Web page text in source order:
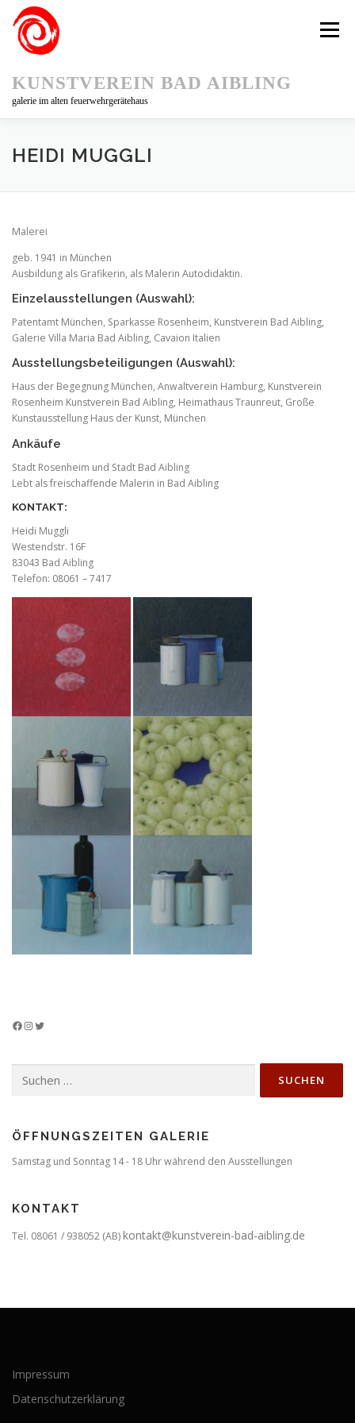
Inhalt
springen
KUNSTVEREIN BAD AIBLING
galerie im alten feuerwehrgerätehaus
Menü
KUNSTVEREIN AUSSTELLUNGEN
HEIDI MUGGLI
Malerei
geb. 1941 in München
Ausbildung als Grafikerin, als Malerin Autodidaktin.
Einzelausstellungen (Auswahl):
Patentamt München, Sparkasse Rosenheim, Kunstverein Bad Aibling,
Galerie Villa Maria Bad Aibling, Cavaion Italien
Ausstellungsbeteiligungen (Auswahl):
Haus der Begegnung München, Anwaltverein Hamburg, Kunstverein
Rosenheim Kunstverein Bad Aibling, Heimathaus Traunreut, Große
Kunstausstellung Haus der Kunst, München
Ankäufe
Stadt Rosenheim und Stadt Bad Aibling
Lebt als freischaffende Malerin in Bad Aibling
KONTAKT:
Heidi Muggli
Westendstr. 16F
83043 Bad Aibling
Telefon: 08061 – 7417
Facebook InstagramTwitter
nach:
ÖFFNUNGSZEITEN GALERIE
Samstag und Sonntag 14 - 18 Uhr während den Ausstellungen
KONTAKT
Tel. 08061 / 938052 (AB)kontakt@kunstverein-bad-aibling.de
Impressum
Datenschutzerklärung